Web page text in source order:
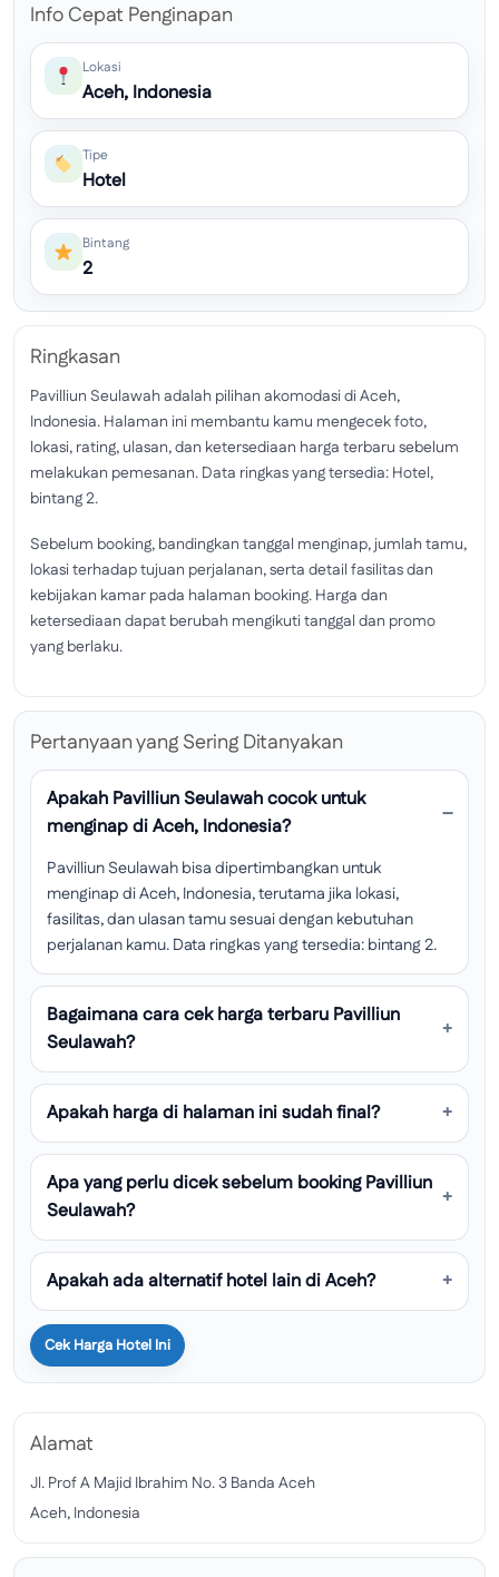
Info Cepat Penginapan
Lokasi
Aceh, Indonesia
Tipe
Hotel
Bintang
2
Ringkasan
Pavilliun Seulawah adalah pilihan akomodasi di Aceh,
Indonesia. Halaman ini membantu kamu mengecek foto,
lokasi, rating, ulasan, dan ketersediaan harga terbaru sebelum
melakukan pemesanan. Data ringkas yang tersedia: Hotel,
bintang 2.
Sebelum booking, bandingkan tanggal menginap, jumlah tamu,
lokasi terhadap tujuan perjalanan, serta detail fasilitas dan
kebijakan kamar pada halaman booking. Harga dan
ketersediaan dapat berubah mengikuti tanggal dan promo
yang berlaku.
Pertanyaan yang Sering Ditanyakan
Apakah Pavilliun Seulawah cocok untuk
menginap di Aceh, Indonesia?
Pavilliun Seulawah bisa dipertimbangkan untuk
menginap di Aceh, Indonesia, terutama jika lokasi,
fasilitas, dan ulasan tamu sesuai dengan kebutuhan
perjalanan kamu. Data ringkas yang tersedia: bintang 2.
Bagaimana cara cek harga terbaru Pavilliun
Seulawah?
Apakah harga di halaman ini sudah final?
Apa yang perlu dicek sebelum booking Pavilliun
Seulawah?
Apakah ada alternatif hotel lain di Aceh?
Cek Harga Hotel Ini
Alamat
Jl. Prof A Majid Ibrahim No. 3 Banda Aceh
Aceh, Indonesia